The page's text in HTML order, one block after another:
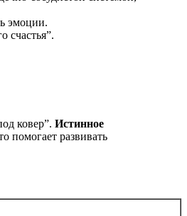
эмоции.
счастья”.
ковер”. Истинное
помогает развивать